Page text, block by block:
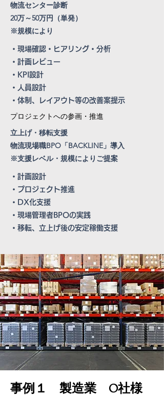
​物流センター診断
20万～50万円（単発）
​※規模により
・現場確認・ヒアリング・分析
・計画レビュー
・KPI設計
​・人員設計
​・体制、レイアウト等の改善案提示
​プロジェクトへの参画・推進
​立上げ・移転支援
​物流現場職BPO「BACKLINE」導入
​※支援レベル・規模によりご提案
・計画設計
・プロジェクト推進
・DX化支援
​・現場管理者BPOの実践
​・移転、立上げ後の安定稼働支援
​事例１ 製造業 O社様